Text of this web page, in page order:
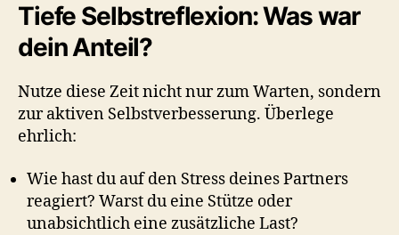
Tiefe Selbstreflexion: Was war
dein Anteil?
Nutze diese Zeit nicht nur zum Warten, sondern
zur aktiven Selbstverbesserung. Überlege
ehrlich:
Wie hast du auf den Stress deines Partners
reagiert? Warst du eine Stütze oder
unabsichtlich eine zusätzliche Last?